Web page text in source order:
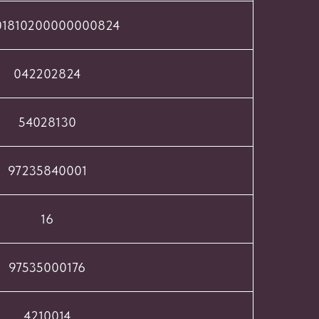
042202824
54028130
97235840001
16
97535000176
4210014